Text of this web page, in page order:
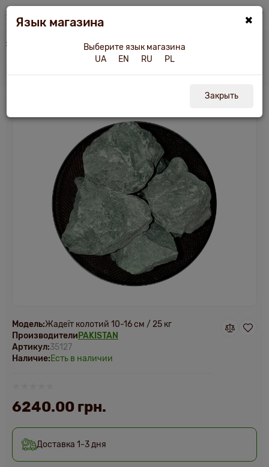
оборудование Камни для бани и сауны Жадеит колотый 10-16 см/25
Жадеит колотый 10-16 см/25 кг
×
Язык магазина
Выберите язык магазина
UA
EN RU PL
Закрыть
Модель:Жадеїт колотий 10-16 см / 25 кг
Производители PAKISTAN
Артикул:35127
Наличие:Есть в наличии
Доставка 1-3 дня
6240.00 грн.